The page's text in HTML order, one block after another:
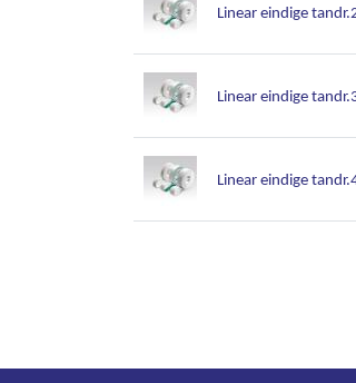
Linear eindige
Linear eindige
Linear eindige